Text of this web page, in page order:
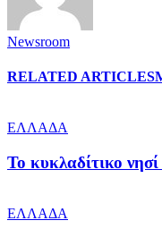
Newsroom
RELATED ARTICLES
ΕΛΛΑΔΑ
Το κυκλαδίτικο
ΕΛΛΑΔΑ